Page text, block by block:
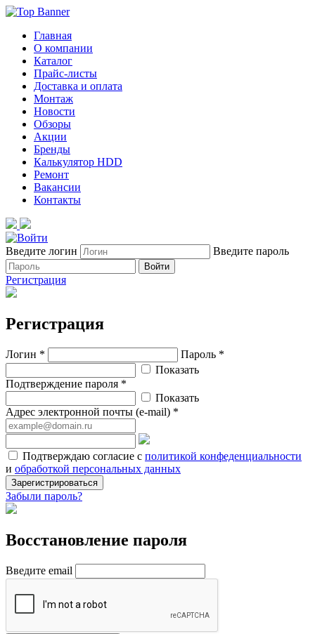
Главная
О компании
Каталог
Прайс-листы
Доставка и оплата
Монтаж
Новости
Обзоры
Акции
Бренды
Калькулятор HDD
Ремонт
Вакансии
Контакты
Введите логин Введите пароль
Войти
Регистрация
Регистрация
Логин *
Пароль *
Показать
Подтверждение пароля *
Показать
Адрес электронной почты (e-mail) *
Подтверждаю согласие с политикой конфеденциальности
и обработкой персональных данных
Зарегистрироваться
Забыли пароль?
Восстановление пароля
Введите email